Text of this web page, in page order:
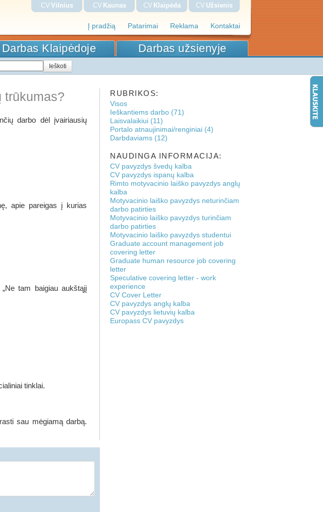
Į pradžią Patarimai Reklama Kontaktai
CV Vilnius CV Kaunas CV Klaipėda CV Užsienis
Darbas Klaipėdoje Darbas užsienyje
trūkumas?
darbo dėl įvairiausių
apie pareigas į kurias
tam baigiau aukštąjį
tinklai.
sau mėgiamą darbą.
RUBRIKOS:
Visos
Ieškantiems darbo (71)
Laisvalaikiui (11)
Portalo atnaujinimai/renginiai (4)
Darbdaviams (12)
NAUDINGA INFORMACIJA:
CV pavyzdys švedų kalba
CV pavyzdys ispanų kalba
Rimto motyvacinio laiško pavyzdys anglų
kalba
Motyvacinio laiško pavyzdys neturinčiam
darbo patirties
Motyvacinio laiško pavyzdys turinčiam
darbo patirties
Motyvacinio laiško pavyzdys studentui
Graduate account management job
covering letter
Graduate human resource job covering
letter
Speculative covering letter - work
experience
CV Cover Letter
CV pavyzdys anglų kalba
CV pavyzdys lietuvių kalba
Europass CV pavyzdys